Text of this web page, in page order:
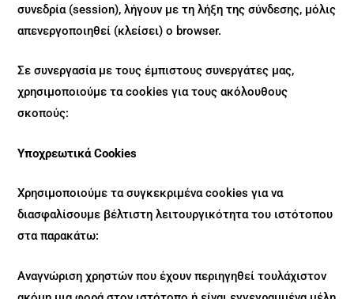
συνεδρία (session), λήγουν με τη λήξη της σύνδεσης, μόλις
απενεργοποιηθεί (κλείσει) ο browser.
Σε συνεργασία με τους έμπιστους συνεργάτες μας,
χρησιμοποιούμε τα cookies για τους ακόλουθους
σκοπούς:
Υποχρεωτικά Cookies
Χρησιμοποιούμε τα συγκεκριμένα cookies για να
διασφαλίσουμε βέλτιστη λειτουργικότητα του ιστότοπου
στα παρακάτω:
Αναγνώριση χρηστών που έχουν περιηγηθεί τουλάχιστον